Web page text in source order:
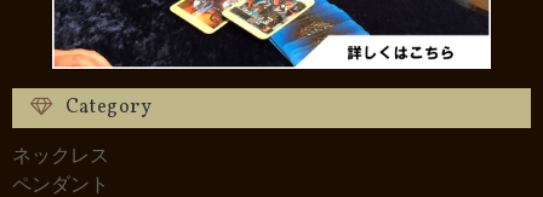
Category
ネックレス
ペンダント